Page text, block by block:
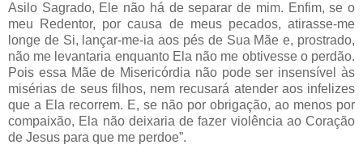
Asilo Sagrado, Ele não há de separar de mim. Enfim, se o
meu Redentor, por causa de meus pecados, atirasse-me
longe de Si, lançar-me-ia aos pés de Sua Mãe e, prostrado,
não me levantaria enquanto Ela não me obtivesse o perdão.
Pois essa Mãe de Misericórdia não pode ser insensível às
misérias de seus filhos, nem recusará atender aos infelizes
que a Ela recorrem. E, se não por obrigação, ao menos por
compaixão, Ela não deixaria de fazer violência ao Coração
de Jesus para que me perdoe”.